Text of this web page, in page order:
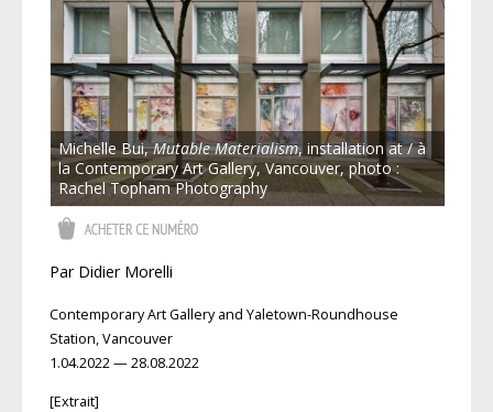
Michelle Bui,Mutable Materialism, installation at / à
la Contemporary Art Gallery, Vancouver, photo :
Rachel Topham Photography
Par Didier Morelli
Contemporary Art Gallery and Yaletown-Roundhouse
Station, Vancouver
1.04.2022 — 28.08.2022
[Extrait]